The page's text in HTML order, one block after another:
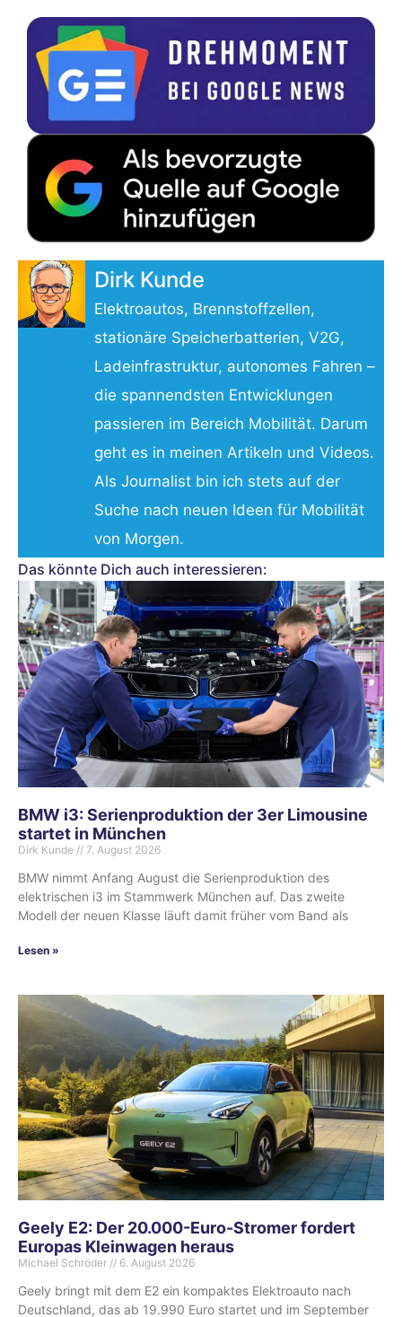
Dirk Kunde
Elektroautos, Brennstoffzellen,
stationäre Speicherbatterien, V2G,
Ladeinfrastruktur, autonomes Fahren –
die spannendsten Entwicklungen
passieren im Bereich Mobilität. Darum
geht es in meinen Artikeln und Videos.
Als Journalist bin ich stets auf der
Suche nach neuen Ideen für Mobilität
von Morgen.
Das könnte Dich auch interessieren:
BMW i3: Serienproduktion der 3er Limousine
startet in München
Dirk Kunde 7. August 2026
BMW nimmt Anfang August die Serienproduktion des
elektrischen i3 im Stammwerk München auf. Das zweite
Modell der neuen Klasse läuft damit früher vom Band als
Lesen »
Geely E2: Der 20.000-Euro-Stromer fordert
Europas Kleinwagen heraus
Michael Schröder 6. August 2026
Geely bringt mit dem E2 ein kompaktes Elektroauto nach
Deutschland, das ab 19.990 Euro startet und im September